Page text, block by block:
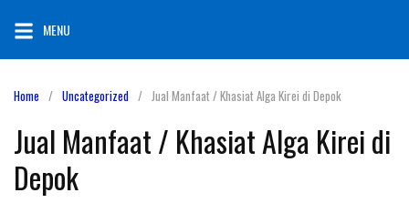
content
MENU
Home Uncategorized Jual Manfaat / Khasiat Alga Kirei di Depok
Jual Manfaat / Khasiat Alga Kirei di
Depok